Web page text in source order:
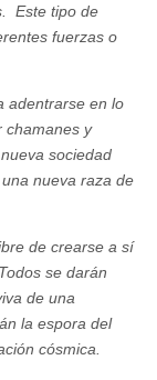
Este tipo de
fuerzas o
adentrarse en lo
chamanes y
sociedad
nueva raza de
de crearse a sí
se darán
de una
la espora del
cósmica.